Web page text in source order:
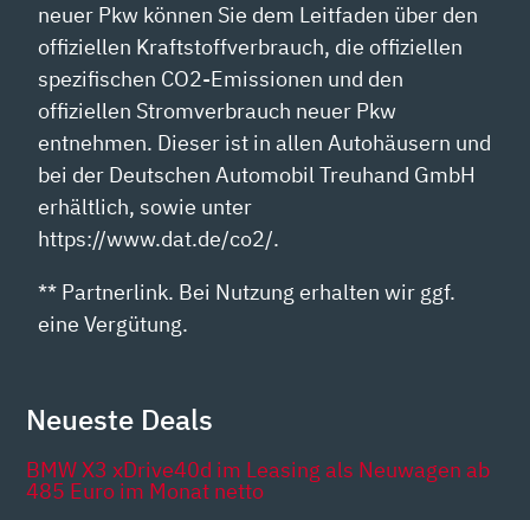
neuer Pkw können Sie dem Leitfaden über den
offiziellen Kraftstoffverbrauch, die offiziellen
spezifischen CO2-Emissionen und den
offiziellen Stromverbrauch neuer Pkw
entnehmen. Dieser ist in allen Autohäusern und
bei der Deutschen Automobil Treuhand GmbH
erhältlich, sowie unter
https://www.dat.de/co2/.
** Partnerlink. Bei Nutzung erhalten wir ggf.
eine Vergütung.
Neueste Deals
BMW X3 xDrive40d im Leasing als Neuwagen ab
485 Euro im Monat netto